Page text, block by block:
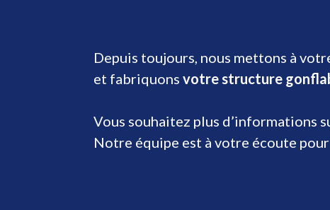
Depuis toujours, nous mettons à
et fabriquons votre structure
Vous souhaitez plus d’informations
Notre équipe est à votre écoute pour